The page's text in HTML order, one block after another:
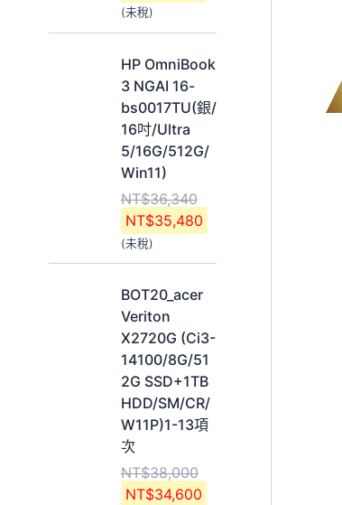
4
0
。
0
(未稅)
HP OmniBook
3 NGAI 16-
bs0017TU(銀/
16吋/Ultra
5/16G/512G/
Win11)
NT$36,340
始
價
格
：
N
T
$
3
6
3
4
0
。
NT$35,480
前
價
格
：
N
$
0
。
(未稅)
BOT20_acer
Veriton
X2720G (Ci3-
14100/8G/51
2G SSD+1TB
HDD/SM/CR/
W11P)1-13項
次
NT$38,000
原
始
價
格
：
N
T
$
3
8
NT$34,600
價
格
：
N
T
$
4